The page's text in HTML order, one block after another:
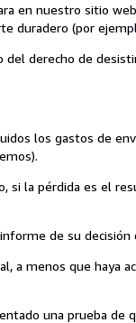
en nuestro sitio
duradero (por
del derecho de
los gastos de
si la pérdida es el
de su
a menos que haya
una prueba de